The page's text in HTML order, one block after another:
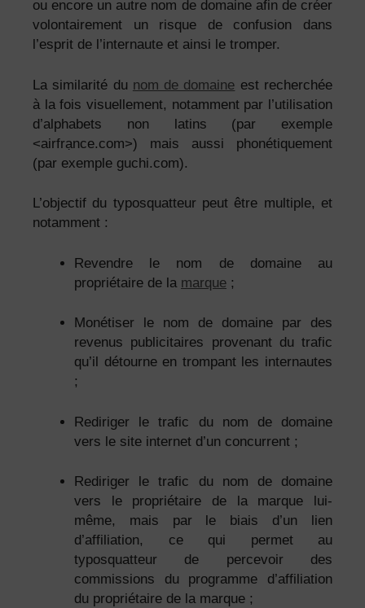
ou encore un autre nom de domaine afin de créer
volontairement un risque de confusion dans
l’esprit de l’internaute et ainsi le tromper.
La similarité du nom de domaine est recherchée
à la fois visuellement, notamment par l’utilisation
d’alphabets non latins (par exemple
<airfrạnce.com>) mais aussi phonétiquement
(par exemple guchi.com).
L’objectif du typosquatteur peut être multiple, et
notamment :
Revendre le nom de domaine au
propriétaire de la marque ;
Monétiser le nom de domaine par des
revenus publicitaires provenant du trafic
qu’il détourne en trompant les internautes
;
Rediriger le trafic du nom de domaine
vers le site internet d’un concurrent ;
Rediriger le trafic du nom de domaine
vers le propriétaire de la marque lui-
même, mais par le biais d’un lien
d’affiliation, ce qui permet au
typosquatteur de percevoir des
commissions du programme d’affiliation
du propriétaire de la marque ;